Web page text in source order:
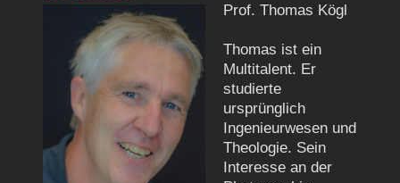
Prof. Thomas Kögl
Thomas ist ein
Multitalent. Er
studierte
ursprünglich
Ingenieurwesen und
Theologie. Sein
Interesse an der